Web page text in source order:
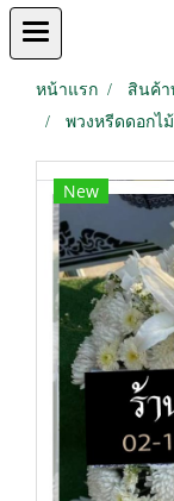
หน้าแรก สินค้า
พวงหรีดดอกไ
New